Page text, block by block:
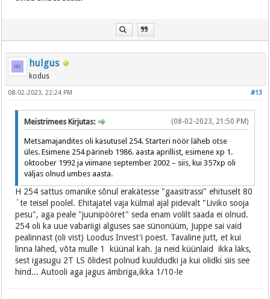
hulgus
kodus
#13
08-02-2023, 22:24 PM
(08-02-2023, 21:50 PM)
Meistrimees Kirjutas:
Metsamajandites oli kasutusel 254. Starteri nöör läheb otse
üles. Esimene 254 pärineb 1986. aasta aprillist, esimene xp 1.
oktoober 1992 ja viimane september 2002 – siis, kui 357xp oli
väljas olnud umbes aasta.
H 254 sattus omanike sõnul erakätesse "gaasitrassi" ehituselt 80
´te teisel poolel. Ehitajatel vaja külmal ajal pidevalt "Liviko sooja
pesu", aga peale "juunipööret" seda enam volilt saada ei olnud.
254 oli ka uue vabariigi alguses sae sünonüüm, Juppe sai vaid
pealinnast (oli vist) Loodus Invest'i poest. Tavaline jutt, et kui
linna lähed, võta mulle 1 küünal kah. Ja neid küünlaid ikka läks,
sest igasugu 2T LS õlidest polnud kuuldudki ja kui olidki siis see
hind... Autooli aga jagus ämbriga,ikka 1/10-le